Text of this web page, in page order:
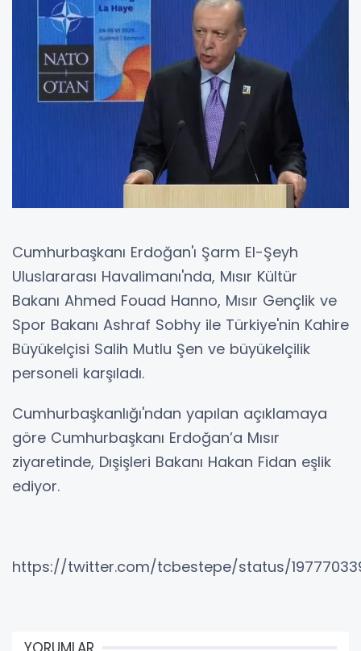
Cumhurbaşkanı Erdoğan'ı Şarm El-Şeyh
Uluslararası Havalimanı'nda, Mısır Kültür
Bakanı Ahmed Fouad Hanno, Mısır Gençlik ve
Spor Bakanı Ashraf Sobhy ile Türkiye'nin Kahire
Büyükelçisi Salih Mutlu Şen ve büyükelçilik
personeli karşıladı.
Cumhurbaşkanlığı'ndan yapılan açıklamaya
göre Cumhurbaşkanı Erdoğan’a Mısır
ziyaretinde, Dışişleri Bakanı Hakan Fidan eşlik
ediyor.
https://twitter.com/tcbestepe/status/